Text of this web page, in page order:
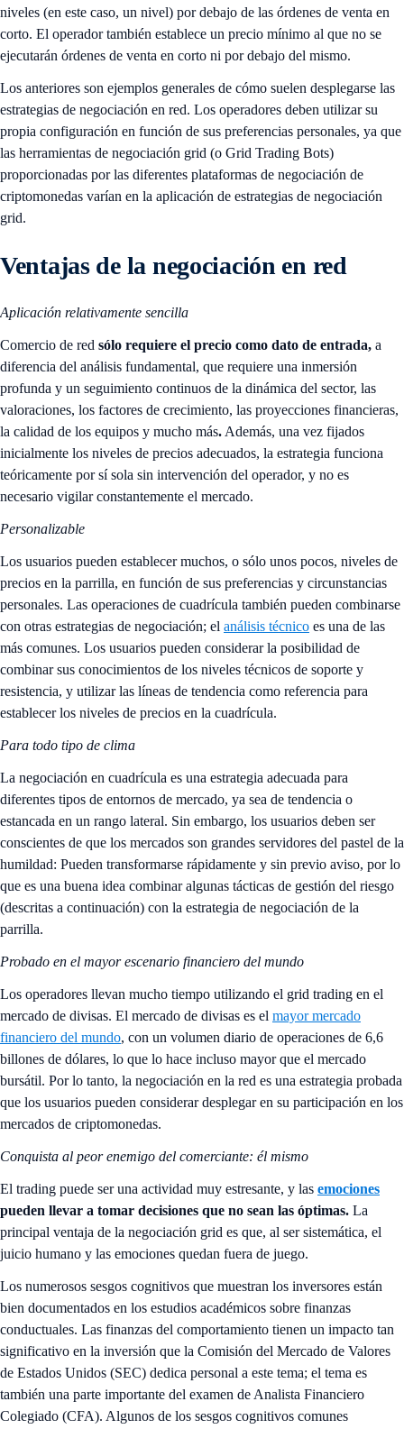
niveles (en este caso, un nivel) por debajo de las órdenes de venta en
corto. El operador también establece un precio mínimo al que no se
ejecutarán órdenes de venta en corto ni por debajo del mismo.
Los anteriores son ejemplos generales de cómo suelen desplegarse las
estrategias de negociación en red. Los operadores deben utilizar su
propia configuración en función de sus preferencias personales, ya que
las herramientas de negociación grid (o Grid Trading Bots)
proporcionadas por las diferentes plataformas de negociación de
criptomonedas varían en la aplicación de estrategias de negociación
grid.
Ventajas de la negociación en red
Aplicación relativamente sencilla
Comercio de red sólo requiere el precio como dato de entrada, a
diferencia del análisis fundamental, que requiere una inmersión
profunda y un seguimiento continuos de la dinámica del sector, las
valoraciones, los factores de crecimiento, las proyecciones financieras,
la calidad de los equipos y mucho más.Además, una vez fijados
inicialmente los niveles de precios adecuados, la estrategia funciona
teóricamente por sí sola sin intervención del operador, y no es
necesario vigilar constantemente el mercado.
Personalizable
Los usuarios pueden establecer muchos, o sólo unos pocos, niveles de
precios en la parrilla, en función de sus preferencias y circunstancias
personales. Las operaciones de cuadrícula también pueden combinarse
con otras estrategias de negociación; el análisis técnico es una de las
más comunes. Los usuarios pueden considerar la posibilidad de
combinar sus conocimientos de los niveles técnicos de soporte y
resistencia, y utilizar las líneas de tendencia como referencia para
establecer los niveles de precios en la cuadrícula.
Para todo tipo de clima
La negociación en cuadrícula es una estrategia adecuada para
diferentes tipos de entornos de mercado, ya sea de tendencia o
estancada en un rango lateral. Sin embargo, los usuarios deben ser
conscientes de que los mercados son grandes servidores del pastel de la
humildad: Pueden transformarse rápidamente y sin previo aviso, por lo
que es una buena idea combinar algunas tácticas de gestión del riesgo
(descritas a continuación) con la estrategia de negociación de la
parrilla.
Probado en el mayor escenario financiero del mundo
Los operadores llevan mucho tiempo utilizando el grid trading en el
mercado de divisas. El mercado de divisas es el mayor mercado
financiero del mundo, con un volumen diario de operaciones de 6,6
billones de dólares, lo que lo hace incluso mayor que el mercado
bursátil. Por lo tanto, la negociación en la red es una estrategia probada
que los usuarios pueden considerar desplegar en su participación en los
mercados de criptomonedas.
Conquista al peor enemigo del comerciante: él mismo
El trading puede ser una actividad muy estresante, y las emociones
pueden llevar a tomar decisiones que no sean las óptimas. La
principal ventaja de la negociación grid es que, al ser sistemática, el
juicio humano y las emociones quedan fuera de juego.
Los numerosos sesgos cognitivos que muestran los inversores están
bien documentados en los estudios académicos sobre finanzas
conductuales. Las finanzas del comportamiento tienen un impacto tan
significativo en la inversión que la Comisión del Mercado de Valores
de Estados Unidos (SEC) dedica personal a este tema; el tema es
también una parte importante del examen de Analista Financiero
Colegiado (CFA). Algunos de los sesgos cognitivos comunes